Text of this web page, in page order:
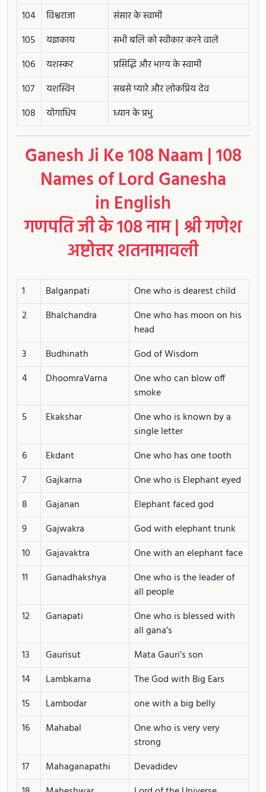
104
विश्वराजा
संसार के स्वामी
105
यज्ञकाय
सभी बलि को स्वीकार करने वाले
106
यशस्कर
प्रसिद्धि और भाग्य के स्वामी
107
यशस्विन
सबसे प्यारे और लोकप्रिय देव
108
योगाधिप ध्यान के प्रभु
Ganesh Ji Ke 108 Naam | 108
Names of Lord Ganesha
in English
गणपति जी के 108 नाम | श्री गणेश
अष्टोत्तर शतनामावली
1 Balganpati
One who is dearest child
2
Bhalchandra
One who has moon on his
head
3
Budhinath
God of Wisdom
4
DhoomraVarna
One who can blow off
smoke
5
Ekakshar
One who is known by a
single letter
6
Ekdant
One who has one tooth
7
Gajkarna
One who is Elephant eyed
8
Gajanan
Elephant faced god
9
Gajwakra
God with elephant trunk
10
Gajavaktra
One with an elephant face
11
Ganadhakshya
One who is the leader of
all people
12
Ganapati
One who is blessed with
all gana’s
13
Gaurisut
Mata Gauri’s son
14
Lambkarna
The God with Big Ears
15
Lambodar
one with a big belly
16
Mahabal
One who is very very
strong
17
Mahaganapathi
Devadidev